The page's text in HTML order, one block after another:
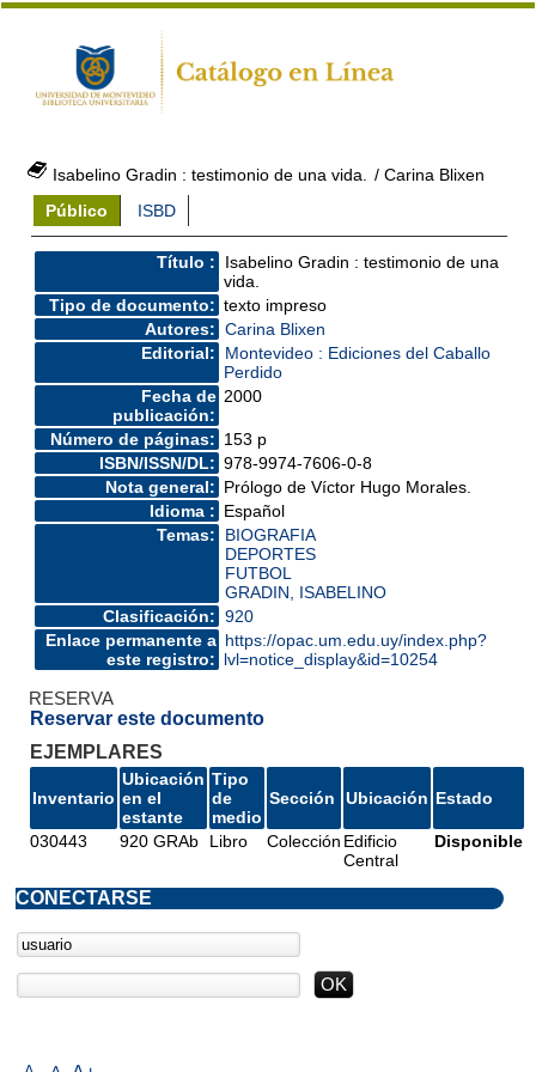
Isabelino Gradin : testimonio de una vida.
/ Carina Blixen
Público
ISBD
Título :
Isabelino Gradin : testimonio de una
vida.
Tipo de documento: texto impreso
Autores: Carina Blixen
Editorial:
Montevideo : Ediciones del Caballo
Perdido
Fecha de
publicación:
2000
Número de páginas: 153 p
ISBN/ISSN/DL: 978-9974-7606-0-8
Nota general: Prólogo de Víctor Hugo Morales.
Idioma : Español
Temas:
BIOGRAFIA
DEPORTES
FUTBOL
GRADIN, ISABELINO
Clasificación: 920
Enlace permanente a
este registro:
https://opac.um.edu.uy/index.php?
lvl=notice_display&id=10254
RESERVA
Reservar este documento
EJEMPLARES
Inventario
Ubicación
en el
estante
Tipo
de
medio
Sección Ubicación Estado
030443 920 GRAb Libro Colección Edificio
Central
Disponible
CONECTARSE